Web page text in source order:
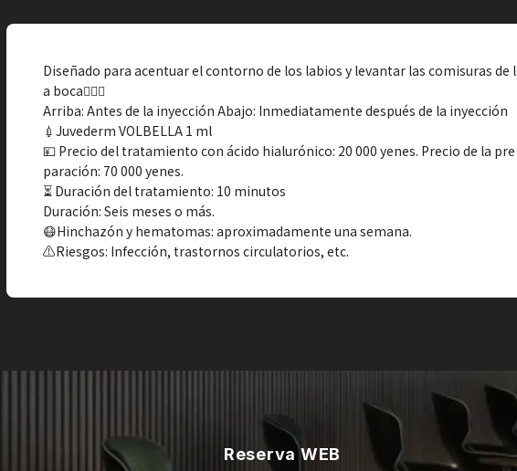
Diseñado para acentuar el contorno de los labios y levantar las comisuras de l
a boca👨🏻‍⚕️
Arriba: Antes de la inyección Abajo: Inmediatamente después de la inyección
💉Juvederm VOLBELLA 1 ml
💴 Precio del tratamiento con ácido hialurónico: 20 000 yenes. Precio de la pre
paración: 70 000 yenes.
⏳ Duración del tratamiento: 10 minutos
Duración: Seis meses o más.
😷Hinchazón y hematomas: aproximadamente una semana.
⚠️Riesgos: Infección, trastornos circulatorios, etc.
Reserva WEB